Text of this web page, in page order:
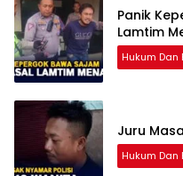
Panik
Lamtim
Hukum Dan
Juru
Hukum Dan